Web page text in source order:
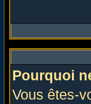
Pourquoi
Vous êtes-